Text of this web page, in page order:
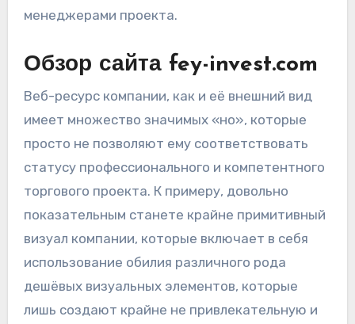
менеджерами проекта.
Обзор сайта fey-invest.com
Веб-ресурс компании, как и её внешний вид
имеет множество значимых «но», которые
просто не позволяют ему соответствовать
статусу профессионального и компетентного
торгового проекта. К примеру, довольно
показательным станете крайне примитивный
визуал компании, которые включает в себя
использование обилия различного рода
дешёвых визуальных элементов, которые
лишь создают крайне не привлекательную и